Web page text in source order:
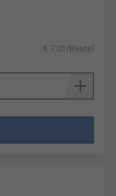
€ 7,01/Beutel